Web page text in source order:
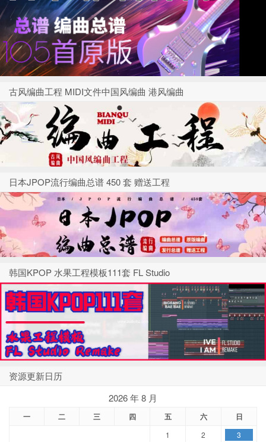
古风编曲工程 MIDI文件中国风编曲 港风编曲
日本JPOP流行编曲总谱 450 套 赠送工程
韩国KPOP 水果工程模板111套 FL Studio
资源更新日历
2026 年 8 月
一 二 三 四 五 六 日
1 2
3